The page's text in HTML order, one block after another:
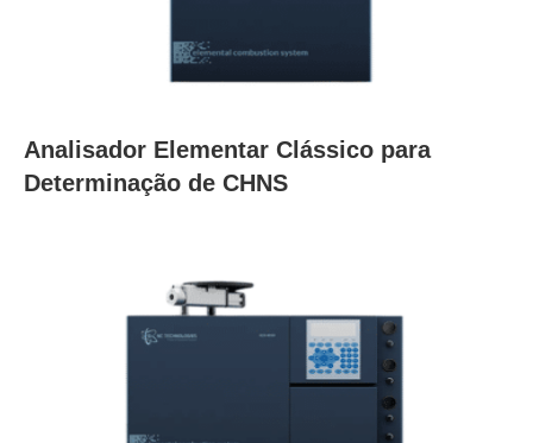
Analisador Elementar Clássico para
Determinação de CHNS